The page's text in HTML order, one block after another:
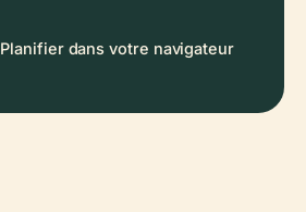
Planifier dans votre navigateur